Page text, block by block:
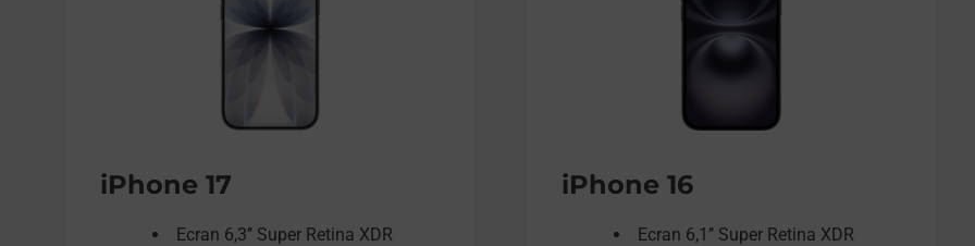
iPhone 17
Ecran 6,3’’ Super Retina XDR
iPhone 16
Ecran 6,1’’ Super Retina XDR